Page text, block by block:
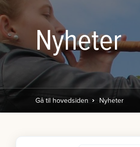
Nyheter
Gå til hovedsiden Nyheter